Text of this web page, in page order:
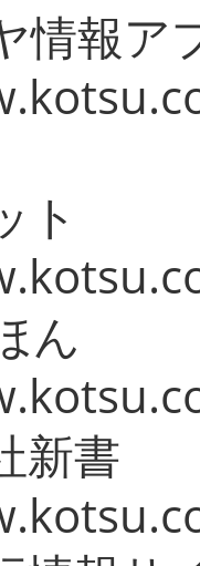
情報ア
ト
ん
新書